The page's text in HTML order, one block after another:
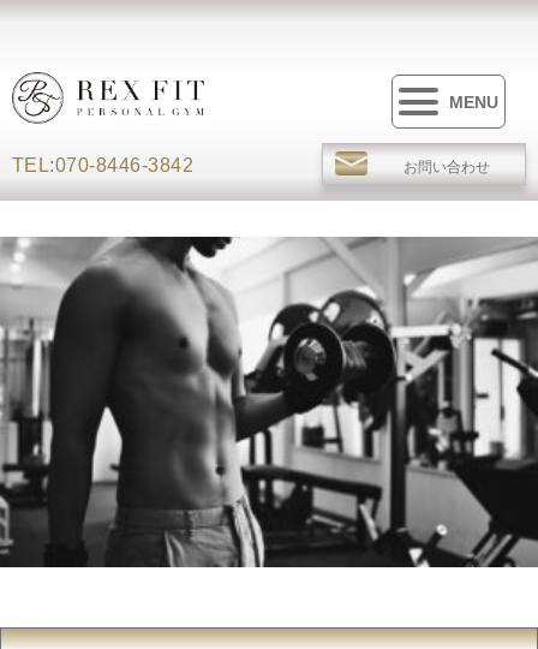
MENU
TEL:070-8446-3842 お問い合わせ